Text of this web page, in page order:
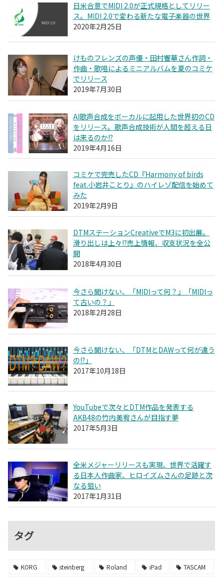
日米合意でMIDI 2.0が正式規格としてリリー
ス。MIDI 2.0で変わる新たな電子楽器の世界
2020年2月25日
けものフレンズの声優・田村響華さん作詞・
作曲・歌唱によるミニアルバムを夏のコミケ
でリリース
2019年7月30日
AI歌声合成をボーカルに起用した世界初のCD
をリリース。歌声合成技術が人間を超える日
は来るのか!?
2019年4月16日
コミケで完売したCD『Harmony of birds
feat.小岩井ことり』のハイレゾ配信を始めて
みた
2019年2月9日
DTMステーションCreativeでM3に初出展。
滑り出しは上々!?売上情報、収支状況を全公
開
2018年4月30日
今さら聞けない、「MIDIって何？」「MIDIっ
て古いの？」
2018年2月28日
今さら聞けない、「DTMとDAWって何が違う
の!?」
2017年10月18日
YouTubeで次々とDTM作品を発表する
AKB48の竹内美宥さんが目指す夢
2017年5月3日
全米メジャーリリースも実現、世界で活躍す
る日本人作曲家、ヒロイズムさんの足跡と次
なる狙い
2017年1月31日
タグ
KORG steinberg Roland iPad
TASCAM